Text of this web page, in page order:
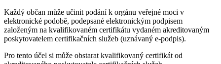
Každý občan může učinit podání k orgánu veřejné moci v
elektronické podobě, podepsané elektronickým podpisem
založeným na kvalifikovaném certifikátu vydaném akreditovaným
poskytovatelem certifikačních služeb (uznávaný e-podpis).
Pro tento účel si může obstarat kvalifikovaný certifikát od